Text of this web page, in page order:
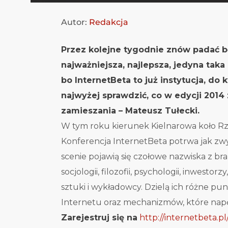
Autor: Redakcja
Przez kolejne tygodnie znów padać
najważniejsza, najlepsza, jedyna
bo InternetBeta to już instytucja, do
najwyżej sprawdzić, co w edycji 2014
zamieszania – Mateusz Tułecki.
W tym roku kierunek Kielnarowa koło
Konferencja InternetBeta potrwa jak
scenie pojawią się czołowe nazwiska z
socjologii, filozofii, psychologii,
sztuki i wykładowcy. Dzielą ich różne
Internetu oraz mechanizmów, które
Zarejestruj się na http://